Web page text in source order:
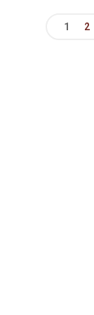
1 2